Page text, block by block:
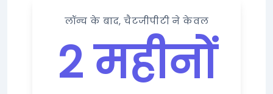
लॉन्च के बाद, चैटजीपीटी ने केवल
2 महीनों